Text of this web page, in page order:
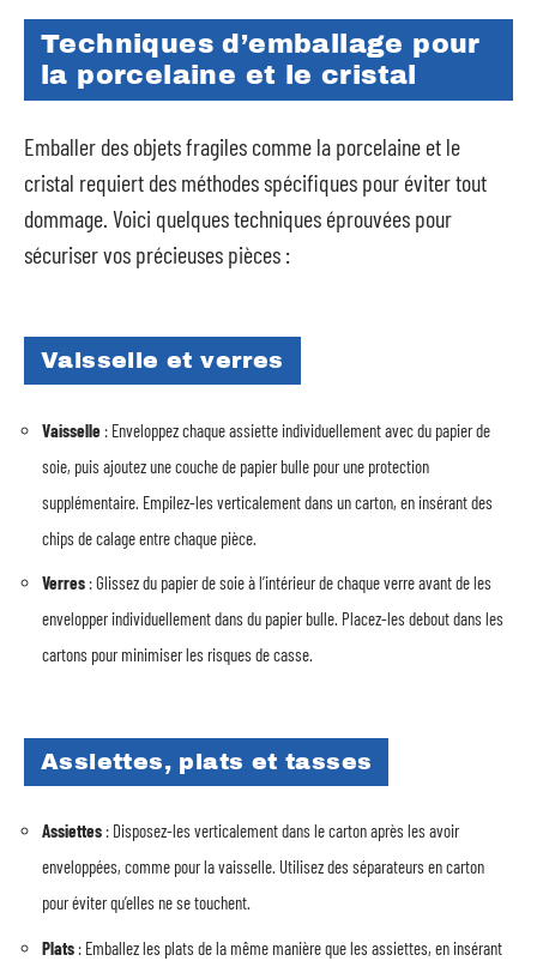
Techniques d’emballage pour
la porcelaine et le cristal
Emballer des objets fragiles comme la porcelaine et le
cristal requiert des méthodes spécifiques pour éviter tout
dommage. Voici quelques techniques éprouvées pour
sécuriser vos précieuses pièces :
Vaisselle et verres
Vaisselle : Enveloppez chaque assiette individuellement avec du papier de
soie, puis ajoutez une couche de papier bulle pour une protection
supplémentaire. Empilez-les verticalement dans un carton, en insérant des
chips de calage entre chaque pièce.
Verres : Glissez du papier de soie à l’intérieur de chaque verre avant de les
envelopper individuellement dans du papier bulle. Placez-les debout dans les
cartons pour minimiser les risques de casse.
Assiettes, plats et tasses
Assiettes : Disposez-les verticalement dans le carton après les avoir
enveloppées, comme pour la vaisselle. Utilisez des séparateurs en carton
pour éviter qu’elles ne se touchent.
Plats : Emballez les plats de la même manière que les assiettes, en insérant